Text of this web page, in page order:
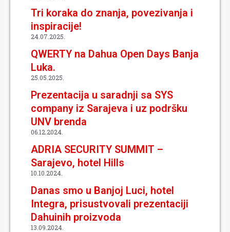
Tri koraka do znanja, povezivanja i
inspiracije!
24.07.2025.
QWERTY na Dahua Open Days Banja
Luka.
25.05.2025.
Prezentacija u saradnji sa SYS
company iz Sarajeva i uz podršku
UNV brenda
06.12.2024.
ADRIA SECURITY SUMMIT –
Sarajevo, hotel Hills
10.10.2024.
Danas smo u Banjoj Luci, hotel
Integra, prisustvovali prezentaciji
Dahuinih proizvoda
13.09.2024.